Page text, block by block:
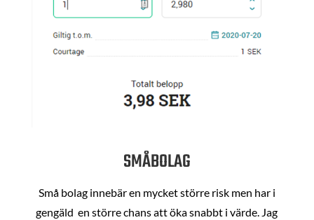
SMÅBOLAG
Små bolag innebär en mycket större risk men har i
gengäld en större chans att öka snabbt i värde. Jag